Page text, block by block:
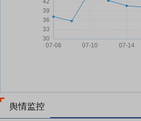
舆情监控